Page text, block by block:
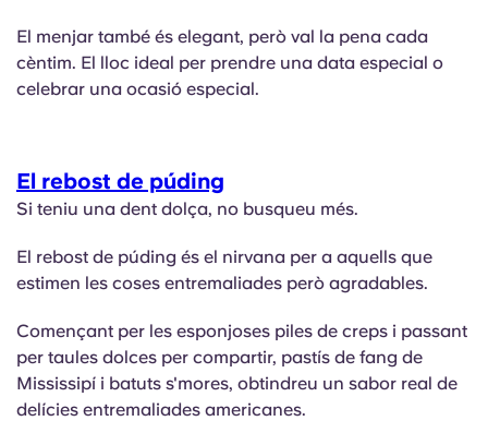
El menjar també és elegant, però val la pena cada
cèntim. El lloc ideal per prendre una data especial o
celebrar una ocasió especial.
El rebost de púding
Si teniu una dent dolça, no busqueu més.
El rebost de púding és el nirvana per a aquells que
estimen les coses entremaliades però agradables.
Començant per les esponjoses piles de creps i passant
per taules dolces per compartir, pastís de fang de
Mississipí i batuts s'mores, obtindreu un sabor real de
delícies entremaliades americanes.